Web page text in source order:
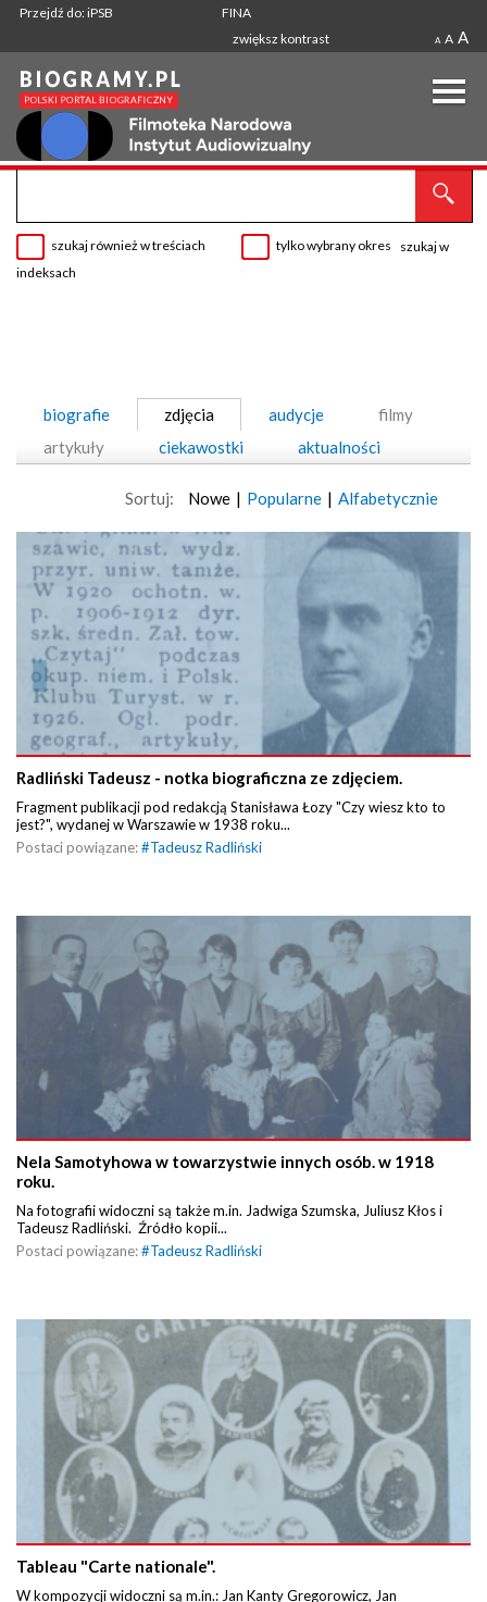
Przejdź do: iPSB
FINA
zwiększ kontrast
A A A
szukaj również w treściach tylko wybrany okres
szukaj w
indeksach
biografie zdjęcia audycje
filmy
artykuły
ciekawostki aktualności
Sortuj: Nowe | Popularne | Alfabetycznie
Radliński Tadeusz - notka biograficzna ze zdjęciem.
Fragment publikacji pod redakcją Stanisława Łozy "Czy wiesz kto to
jest?", wydanej w Warszawie w 1938 roku...
Postaci powiązane:#Tadeusz Radliński
Nela Samotyhowa w towarzystwie innych osób. w 1918
roku.
Na fotografii widoczni są także m.in. Jadwiga Szumska, Juliusz Kłos i
Tadeusz Radliński. Źródło kopii...
Postaci powiązane:#Tadeusz Radliński
Tableau "Carte nationale".
W kompozycji widoczni są m.in.: Jan Kanty Gregorowicz, Jan